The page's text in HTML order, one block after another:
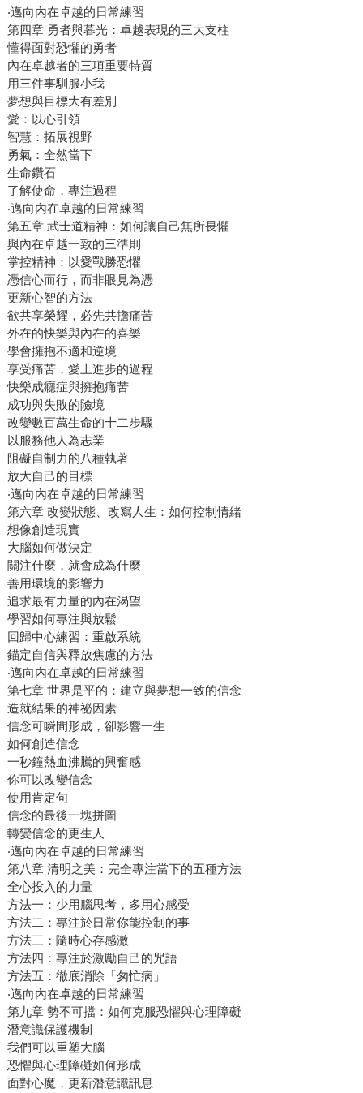
‧邁向內在卓越的日常練習
第四章 勇者與暮光：卓越表現的三大支柱
懂得面對恐懼的勇者
內在卓越者的三項重要特質
用三件事馴服小我
夢想與目標大有差別
愛：以心引領
智慧：拓展視野
勇氣：全然當下
生命鑽石
了解使命，專注過程
‧邁向內在卓越的日常練習
第五章 武士道精神：如何讓自己無所畏懼
與內在卓越一致的三準則
掌控精神：以愛戰勝恐懼
憑信心而行，而非眼見為憑
更新心智的方法
欲共享榮耀，必先共擔痛苦
外在的快樂與內在的喜樂
學會擁抱不適和逆境
享受痛苦，愛上進步的過程
快樂成癮症與擁抱痛苦
成功與失敗的險境
改變數百萬生命的十二步驟
以服務他人為志業
阻礙自制力的八種執著
放大自己的目標
‧邁向內在卓越的日常練習
第六章 改變狀態、改寫人生：如何控制情緒
想像創造現實
大腦如何做決定
關注什麼，就會成為什麼
善用環境的影響力
追求最有力量的內在渴望
學習如何專注與放鬆
回歸中心練習：重啟系統
錨定自信與釋放焦慮的方法
‧邁向內在卓越的日常練習
第七章 世界是平的：建立與夢想一致的信念
造就結果的神祕因素
信念可瞬間形成，卻影響一生
如何創造信念
一秒鐘熱血沸騰的興奮感
你可以改變信念
使用肯定句
信念的最後一塊拼圖
轉變信念的更生人
‧邁向內在卓越的日常練習
第八章 清明之美：完全專注當下的五種方法
全心投入的力量
方法一：少用腦思考，多用心感受
方法二：專注於日常你能控制的事
方法三：隨時心存感激
方法四：專注於激勵自己的咒語
方法五：徹底消除「匆忙病」
‧邁向內在卓越的日常練習
第九章 勢不可擋：如何克服恐懼與心理障礙
潛意識保護機制
我們可以重塑大腦
恐懼與心理障礙如何形成
面對心魔，更新潛意識訊息